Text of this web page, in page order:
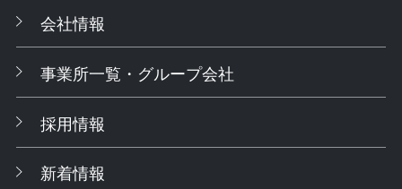
会社情報
事業所一覧・グループ会社
採用情報
新着情報